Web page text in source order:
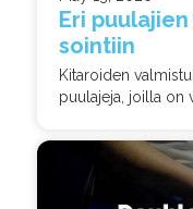
Eri
sointiin
Kitaroiden
puulajeja, joilla on